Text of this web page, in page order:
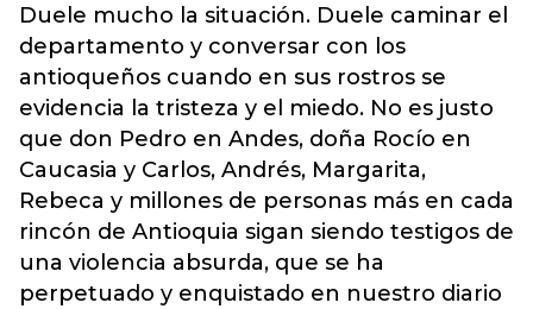
Duele mucho la situación. Duele caminar el
departamento y conversar con los
antioqueños cuando en sus rostros se
evidencia la tristeza y el miedo. No es justo
que don Pedro en Andes, doña Rocío en
Caucasia y Carlos, Andrés, Margarita,
Rebeca y millones de personas más en cada
rincón de Antioquia sigan siendo testigos de
una violencia absurda, que se ha
perpetuado y enquistado en nuestro diario